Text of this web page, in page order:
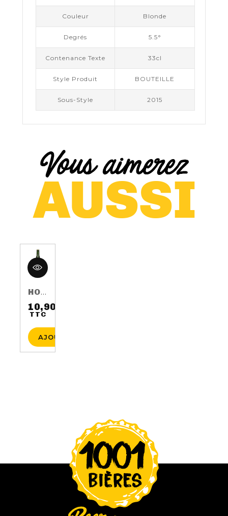
Couleur Blonde
Degrés 5.5°
Contenance Texte 33cl
Style Produit BOUTEILLE
Sous-Style 2015
HOP HARVEST 2016 75CL 5.5%
10,90 €
TTCPrix
AJOUTER AU PANIER